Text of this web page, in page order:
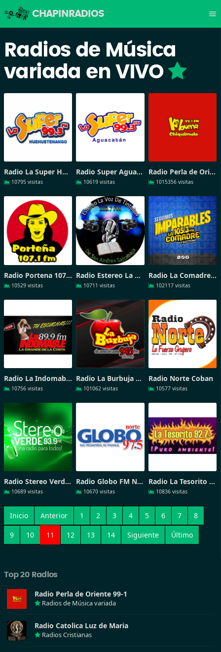
CHAPINRADIOS menu
Radios de Música
variada en VIVO
Radio La Super Huehuetenango
10795 visitas
Radio Super Aguacatan
10619 visitas
Radio Perla de Oriente 99-1
1015356 visitas
Radio Portena 107-1 FM
10529 visitas
Radio Estereo La Voz de Tintulew
10711 visitas
Radio La Comadre frontera
102117 visitas
Radio La Indomable De La Costa
10756 visitas
Radio La Burbuja Huehuetenango
101062 visitas
Radio Norte Coban
10577 visitas
Radio Stereo Verde 93-9 FM
10689 visitas
Radio Globo FM Norte - FM 97-5
10670 visitas
Radio La Tesorito 92-7 Guatemala
10836 visitas
Inicio Anterior 1 2 3 4 5 6 7 8
9 10 11 12 13 14 Siguiente Último
Top 20 Radios
Radio Perla de Oriente 99-1
Radios de Música variada
Radio Catolica Luz de Maria
Radios Cristianas